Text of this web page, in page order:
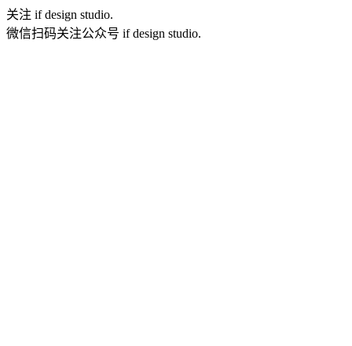
关注 if design studio.
微信扫码关注公众号 if design studio.